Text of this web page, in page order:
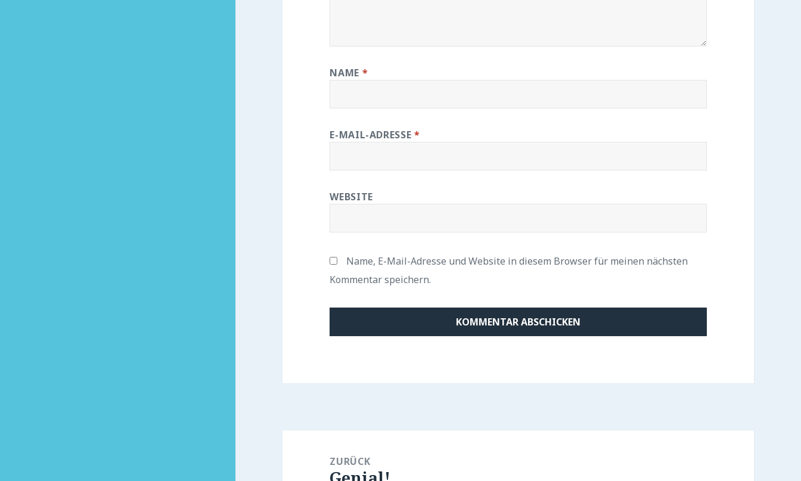
NAME *
E-MAIL-ADRESSE *
WEBSITE
Name, E-Mail-Adresse und Website in diesem Browser für meinen nächsten
Kommentar speichern.
ZURÜCK
Vorheriger